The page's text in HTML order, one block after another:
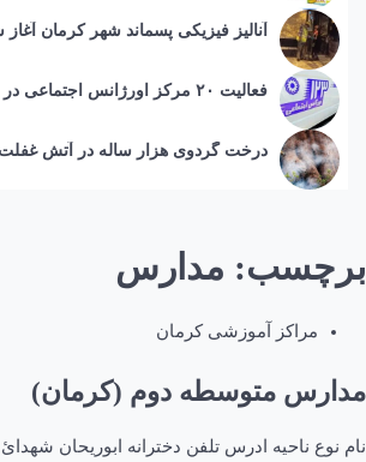
آنالیز فیزیکی پسماند شهر کرمان
فعالیت ۲۰ مرکز اورژانس اجتماعی در استان کرمان
درخت گردوی هزار ساله در آتش
برچسب: مدارس
مراکز آموزشی کرمان
مدارس متوسطه دوم (کرمان)